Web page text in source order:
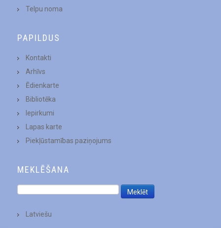
Telpu noma
PAPILDUS
Kontakti
Arhīvs
Ēdienkarte
Bibliotēka
Iepirkumi
Lapas karte
Piekļūstamības paziņojums
MEKLĒŠANA
Latviešu